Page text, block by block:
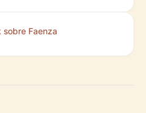
sobre Faenza